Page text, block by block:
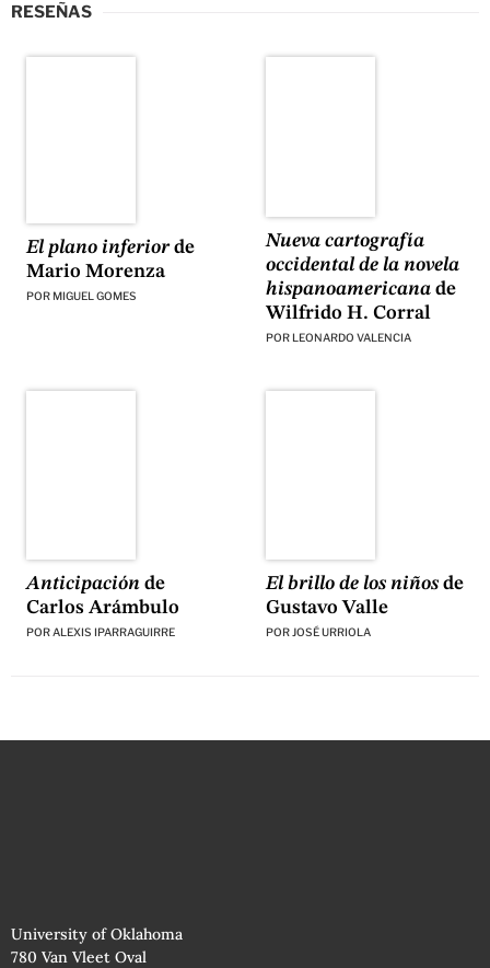
RESEÑAS
El plano inferiorde
Mario Morenza
POR MIGUEL GOMES
Nueva cartografía
occidental de la novela
hispanoamericanade
Wilfrido H. Corral
POR LEONARDO VALENCIA
Anticipaciónde
Carlos Arámbulo
PORALEXIS IPARRAGUIRRE
El brillo de los niñosde
Gustavo Valle
POR JOSÉ URRIOLA
University of Oklahoma
780 Van Vleet Oval